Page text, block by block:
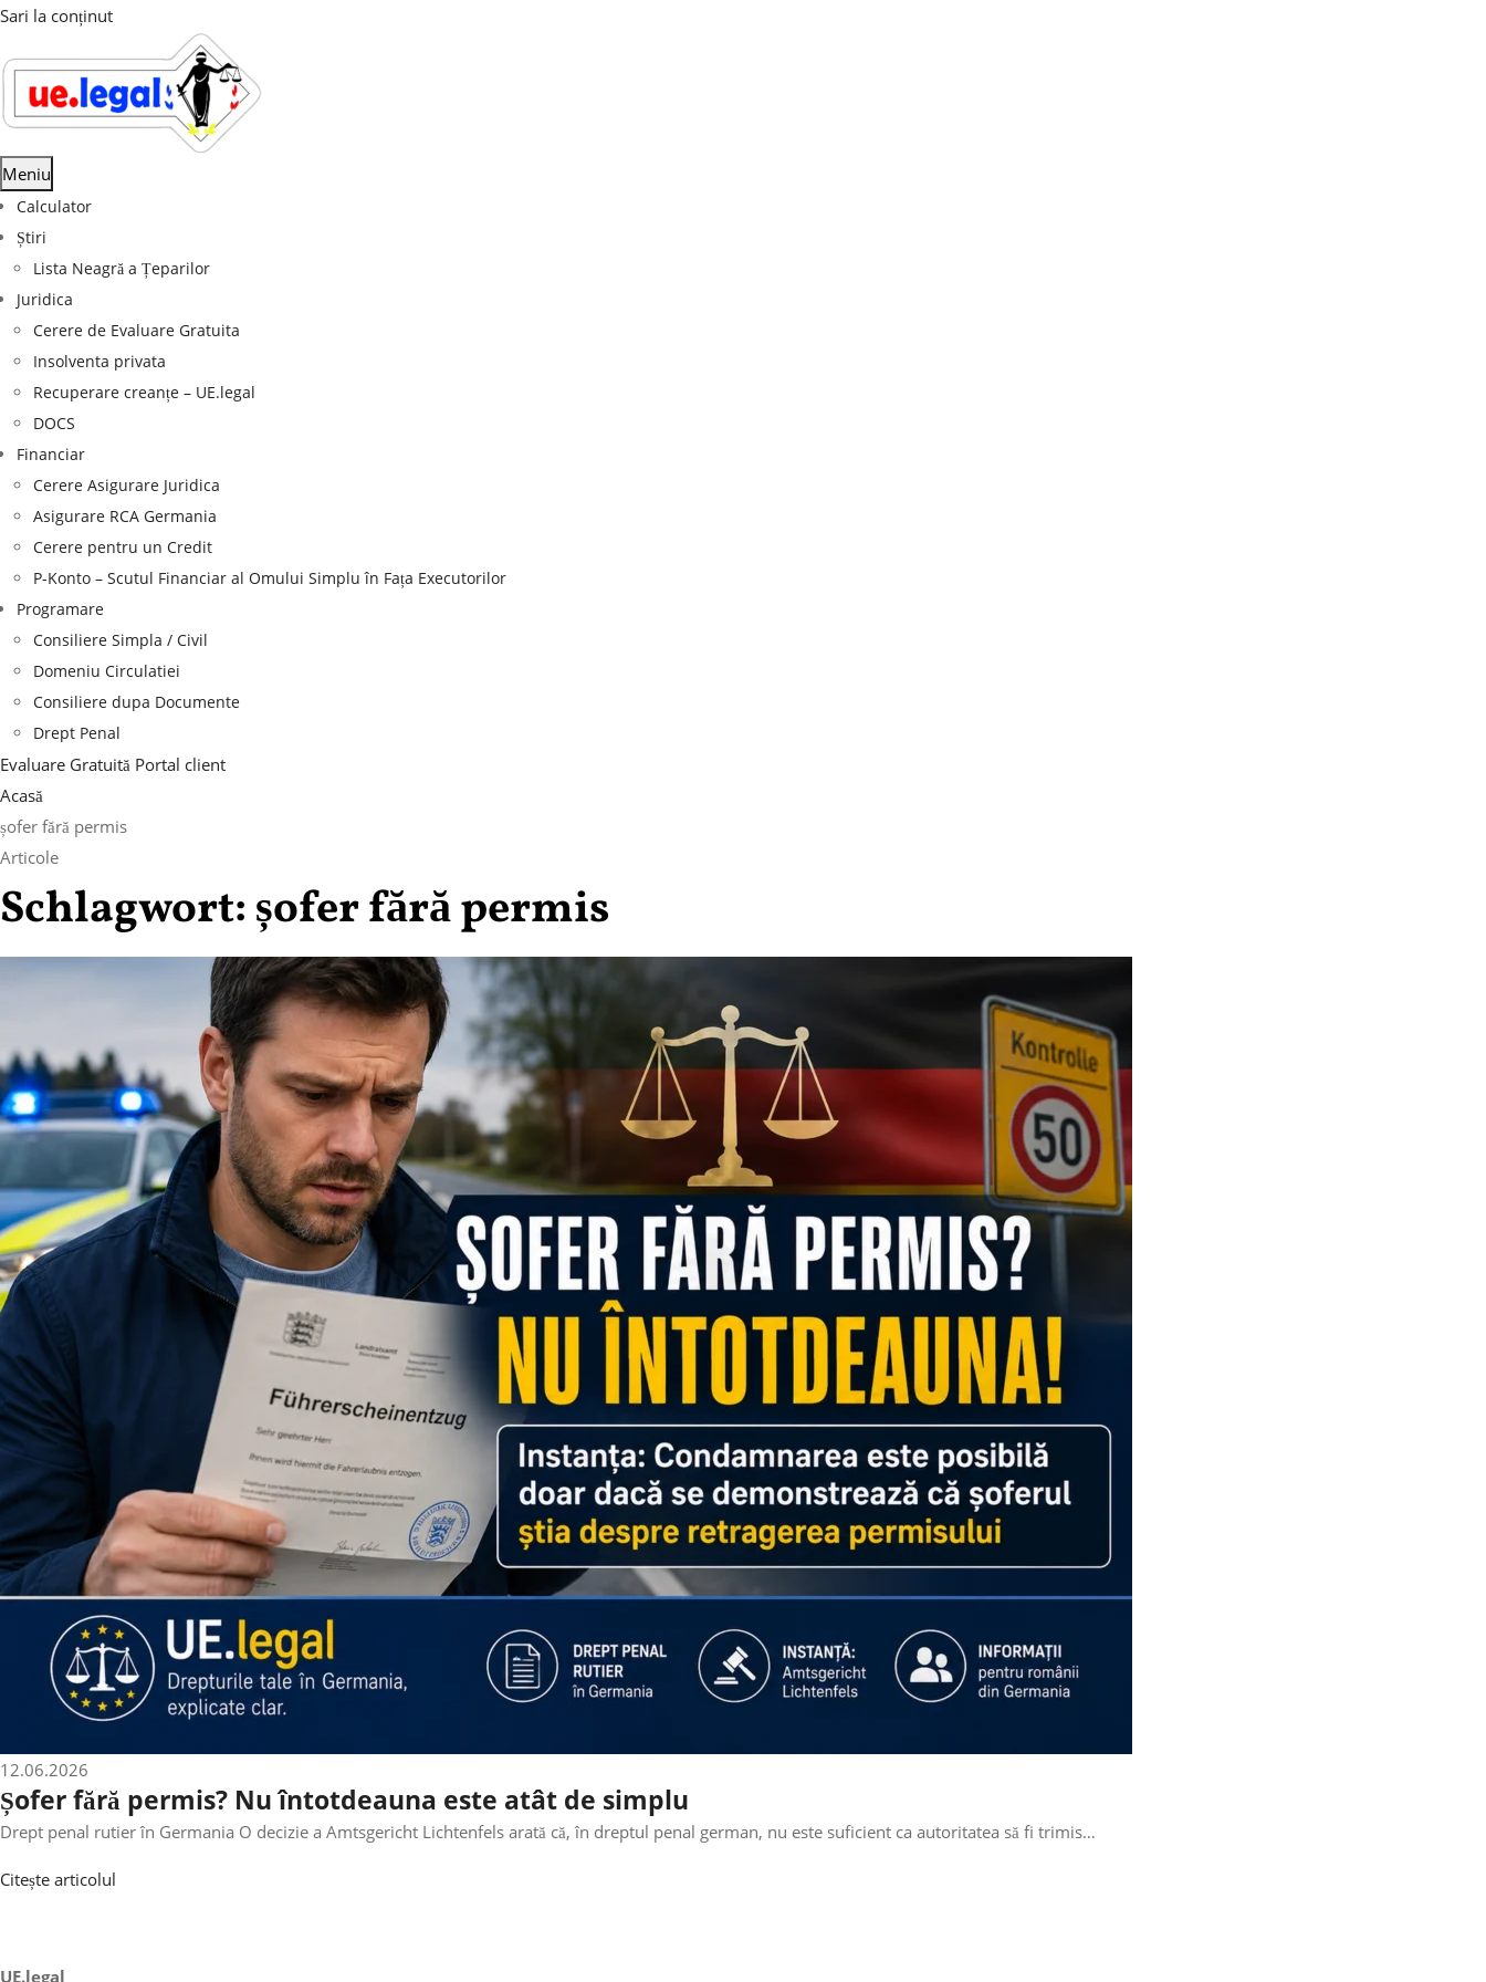
Sari la conținut
Meniu
Calculator
Știri
Lista Neagră a Țeparilor
Juridica
Cerere de Evaluare Gratuita
Insolventa privata
Recuperare creanțe – UE.legal
DOCS
Financiar
Cerere Asigurare Juridica
Asigurare RCA Germania
Cerere pentru un Credit
P-Konto – Scutul Financiar al Omului Simplu în Fața Executorilor
Programare
Consiliere Simpla / Civil
Domeniu Circulatiei
Consiliere dupa Documente
Drept Penal
Evaluare Gratuită Portal client
Acasă
șofer fără permis
Articole
Schlagwort:șofer fără permis
12.06.2026
Șofer fără permis? Nu întotdeauna este atât de simplu
Drept penal rutier în Germania O decizie a Amtsgericht Lichtenfels arată că, în dreptul penal german, nu este suficient ca autoritatea să fi trimis…
Citește articolul
UE.legal